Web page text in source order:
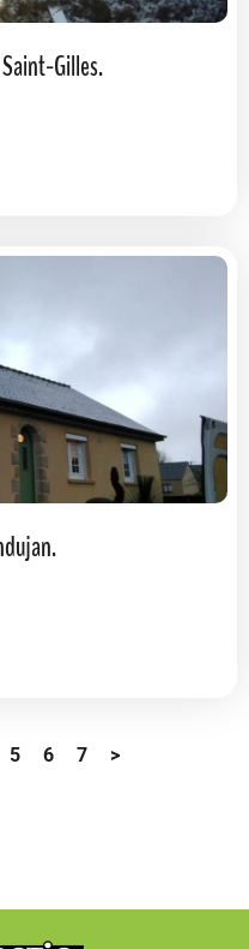
Gilles.
5 6 7 >